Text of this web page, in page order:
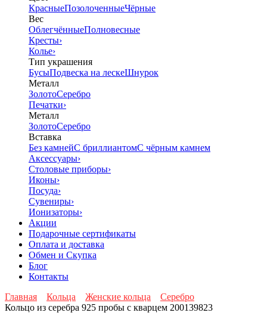
КрасныеПозолоченныеЧёрные
Вес
ОблегчённыеПолновесные
Кресты›
Колье›
Тип украшения
БусыПодвеска на лескеШнурок
Металл
ЗолотоСеребро
Печатки›
Металл
ЗолотоСеребро
Вставка
Без камнейС бриллиантомС чёрным камнем
Аксессуары›
Столовые приборы›
Иконы›
Посуда›
Сувениры›
Ионизаторы›
Акции
Подарочные сертификаты
Оплата и доставка
Обмен и Скупка
Блог
Контакты
Главная
Кольца Женские кольца
Серебро
Кольцо из серебра 925 пробы с кварцем 200139823